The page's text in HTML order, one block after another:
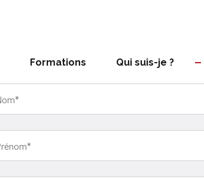
Formations Qui suis-je ?